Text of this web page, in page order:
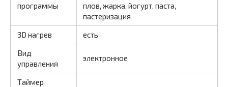
программы
плов, жарка, йогурт, паста,
пастеризация
3D нагрев
есть
Вид
управления
электронное
Таймер